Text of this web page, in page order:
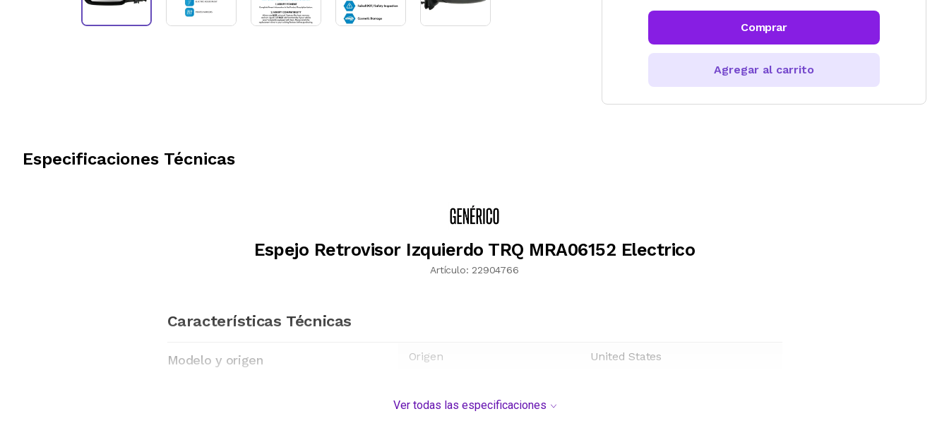
Comprar
Agregar al carrito
Especificaciones Técnicas
Espejo Retrovisor Izquierdo TRQ MRA06152 Electrico
Artículo: 22904766
Características Técnicas
Modelo y origen Origen United States
Ver todas las especificaciones